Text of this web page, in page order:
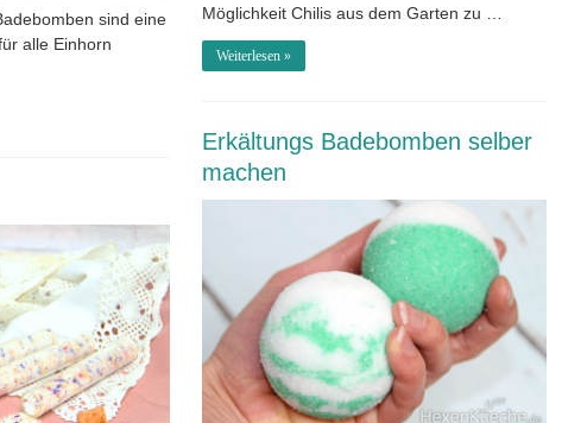
Möglichkeit Chilis aus dem Garten zu …
Weiterlesen »
sind eine
alle Einhorn
Erkältungs Badebomben selber
machen